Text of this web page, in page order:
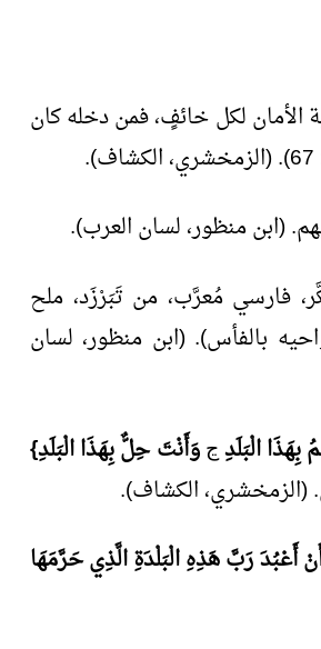
الأمان لكل خائفٍ، فمن دخله كان
(ابن منظور، لسان العرب).
فارسي مُعرَّب، من تَبَرْزَد، ملح
بالفأس). (ابن منظور، لسان
بِهَذَا الْبَلَدِﭶوَأَنْتَ حِلٌّ بِهَذَا الْبَلَدِ}
أَعْبُدَ رَبَّ هَذِهِ الْبَلْدَةِ الَّذِي حَرَّمَهَا